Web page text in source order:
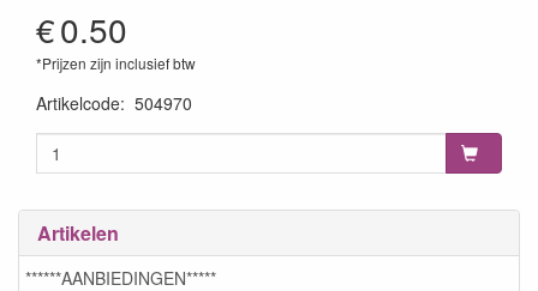
€0.50
*Prijzen zijn inclusief btw
Artikelcode: 504970
Artikelen
******AANBIEDINGEN*****